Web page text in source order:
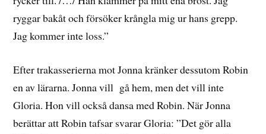
ryggar bakåt och försöker krångla mig ur hans grepp.
Jag kommer inte loss.”
Efter trakasserierna mot Jonna kränker dessutom Robin
en av lärarna. Jonna vill gå hem, men det vill inte
Gloria. Hon vill också dansa med Robin. När Jonna
berättar att Robin tafsar svarar Gloria: ”Det gör alla